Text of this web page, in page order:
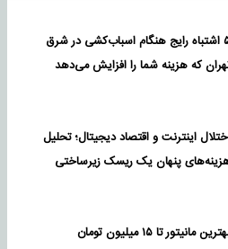
۵ اشتباه رایج هنگام اسباب‌کشی در شرق
که هزینه شما را افزایش می‌دهد
اینترنت و اقتصاد دیجیتال؛ تحلیل
پنهان یک ریسک زیرساختی
مانیتور تا ۱۵ میلیون تومان